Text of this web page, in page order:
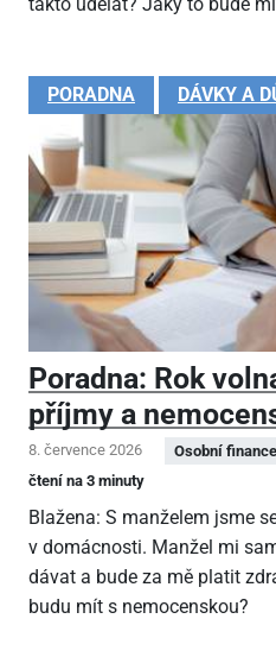
PORADNA DÁVKY A
Poradna: Rok
příjmy a
8. července 2026 Osobní finance
čtení na 3 minuty
Blažena: S manželem jsme
v domácnosti. Manžel mi
dávat a bude za mě platit
budu mít s nemocenskou?